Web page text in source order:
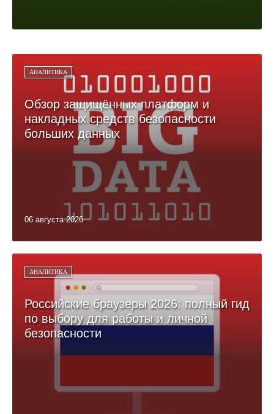
АНАЛИТИКА
Обзор защищённых платформ и
накладных средств безопасности
больших данных
06 августа 2026
АНАЛИТИКА
Российские браузеры 2026: полный гид
по выбору для работы и личной
безопасности